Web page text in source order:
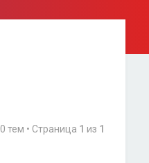
0 тем • Страница 1 из 1